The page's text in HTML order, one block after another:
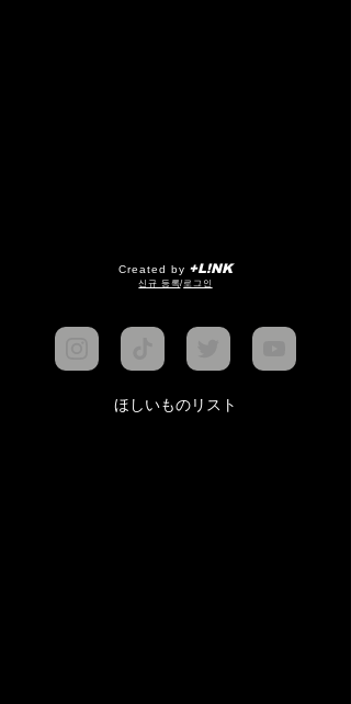
Created by +L!NK
​신규 등록/로그인
ほしいものリスト